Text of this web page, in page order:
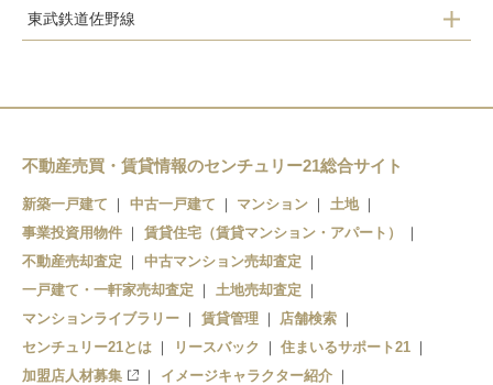
茂林寺前
太田
館林
東武鉄道佐野線
不動産売買・賃貸情報のセンチュリー21総合サイト
新築一戸建て 中古一戸建て マンション
土地
事業投資用物件
賃貸住宅（賃貸マンション・アパート）
不動産売却査定
中古マンション売却査定
一戸建て・一軒家売却査定
土地売却査定
マンションライブラリー
賃貸管理
店舗検索
センチュリー21とは
リースバック
住まいるサポート21
加盟店人材募集
イメージキャラクター紹介